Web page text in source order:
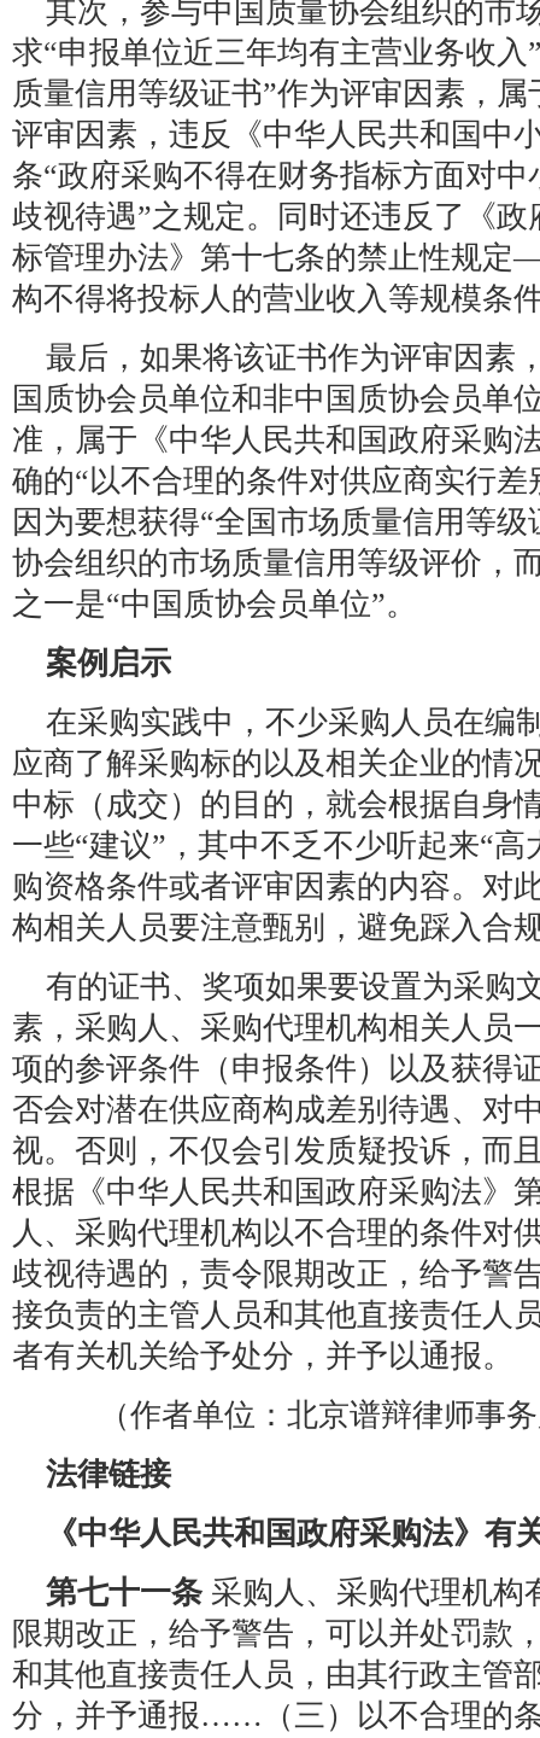
其次，参与中国质量协会组织的市
求“申报单位近三年均有主营业务收入
质量信用等级证书”作为评审因素，
评审因素，违反《中华人民共和国中
条“政府采购不得在财务指标方面对
歧视待遇”之规定。同时还违反了《
标管理办法》第十七条的禁止性规
构不得将投标人的营业收入等规模条
最后，如果将该证书作为评审因素
国质协会员单位和非中国质协会员单
准，属于《中华人民共和国政府采购
确的“以不合理的条件对供应商实行
因为要想获得“全国市场质量信用等
协会组织的市场质量信用等级评价，
之一是“中国质协会员单位”。
案例启示
在采购实践中，不少采购人员在编
应商了解采购标的以及相关企业的情
中标（成交）的目的，就会根据自身
一些“建议”，其中不乏不少听起来“
购资格条件或者评审因素的内容。对
构相关人员要注意甄别，避免踩入合
有的证书、奖项如果要设置为采购
素，采购人、采购代理机构相关人员
项的参评条件（申报条件）以及获得
否会对潜在供应商构成差别待遇、对
视。否则，不仅会引发质疑投诉，而
根据《中华人民共和国政府采购法》
人、采购代理机构以不合理的条件对
歧视待遇的，责令限期改正，给予警
接负责的主管人员和其他直接责任人
者有关机关给予处分，并予以通报。
（作者单位：北京谱辩律师事
法律链接
《中华人民共和国政府采购法》有
第七十一条 采购人、采购代理机构
限期改正，给予警告，可以并处罚款
和其他直接责任人员，由其行政主管
分，并予通报……（三）以不合理的